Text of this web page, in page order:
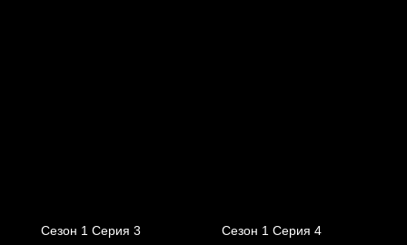
Сезон 1 Серия 3 Сезон 1 Серия 4